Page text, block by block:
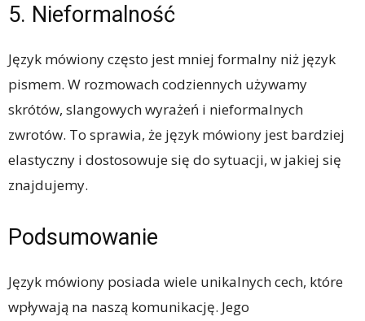
5. Nieformalność
Język mówiony często jest mniej formalny niż język
pismem. W rozmowach codziennych używamy
skrótów, slangowych wyrażeń i nieformalnych
zwrotów. To sprawia, że ​​język mówiony jest bardziej
elastyczny i dostosowuje się do sytuacji, w jakiej się
znajdujemy.
Podsumowanie
Język mówiony posiada wiele unikalnych cech, które
wpływają na naszą komunikację. Jego